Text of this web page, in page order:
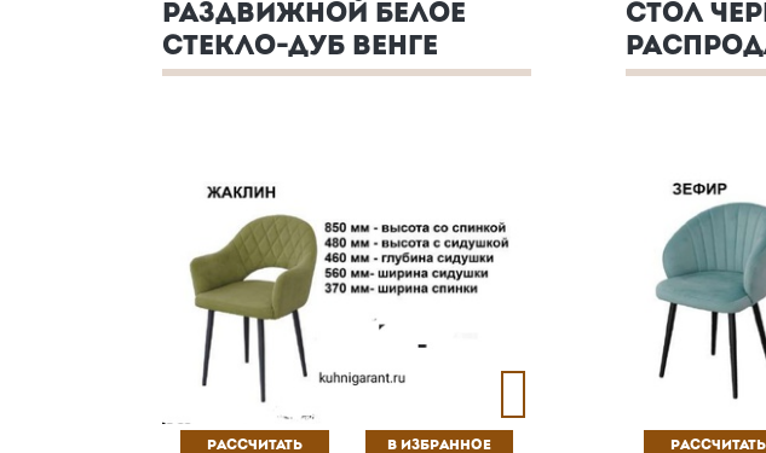
РАЗДВИЖНОЙ БЕЛОЕ
СТЕКЛО-ДУБ ВЕНГЕ
СТОЛ
РАССЧИТАТЬ В ИЗБРАННОЕ РАССЧИТАТЬ